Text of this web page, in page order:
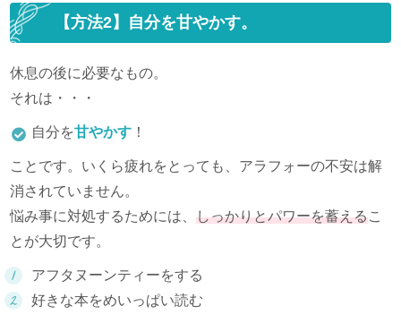
【方法2】自分を甘やかす。
休息の後に必要なもの。
それは・・・
自分を甘やかす ！
ことです。いくら疲れをとっても、アラフォーの不安は解
消されていません。
悩み事に対処するためには、 しっかりとパワーを蓄えるこ
とが大切です。
アフタヌーンティーをする
好きな本をめいっぱい読む